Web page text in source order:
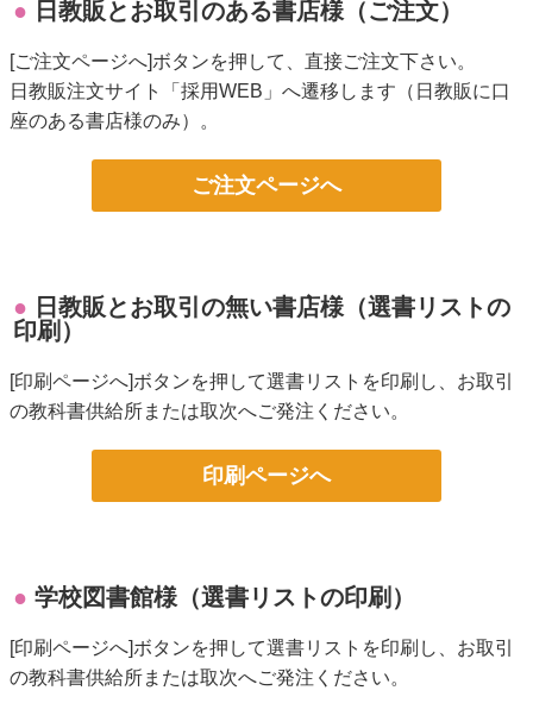
日教販とお取引のある書店様（ご注文）
[ご注文ページへ]ボタンを押して、直接ご注文下さい。
日教販注文サイト「採用WEB」へ遷移します（日教販に口
座のある書店様のみ）。
ご注文ページへ
日教販とお取引の無い書店様（選書リストの
印刷）
[印刷ページへ]ボタンを押して選書リストを印刷し、お取引
の教科書供給所または取次へご発注ください。
印刷ページへ
学校図書館様（選書リストの印刷）
[印刷ページへ]ボタンを押して選書リストを印刷し、お取引
の教科書供給所または取次へご発注ください。